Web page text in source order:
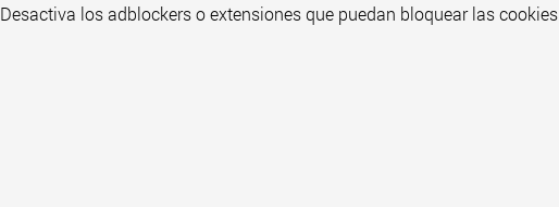
Desactiva los adblockers o extensiones que puedan bloquear las cookies